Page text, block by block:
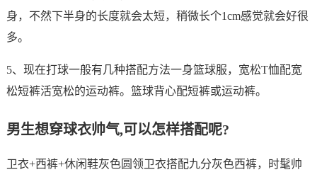
身，不然下半身的长度就会太短，稍微长个1cm感觉就会好很
多。
5、现在打球一般有几种搭配方法一身篮球服，宽松T恤配宽
松短裤活宽松的运动裤。篮球背心配短裤或运动裤。
男生想穿球衣帅气,可以怎样搭配呢?
卫衣+西裤+休闲鞋灰色圆领卫衣搭配九分灰色西裤，时髦帅